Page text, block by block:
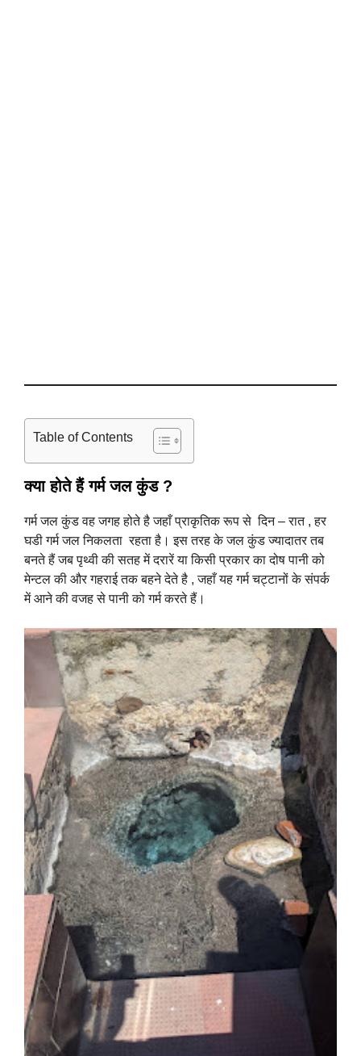
Table of Contents
क्या होते हैं गर्म जल कुंड ?
गर्म जल कुंड वह जगह होते है जहाँ प्राकृतिक रूप से दिन – रात , हर
घडी गर्म जल निकलता रहता है। इस तरह के जल कुंड ज्यादातर तब
बनते हैं जब पृथ्वी की सतह में दरारें या किसी प्रकार का दोष पानी को
मेन्टल की और गहराई तक बहने देते है , जहाँ यह गर्म चट्टानों के संपर्क
में आने की वजह से पानी को गर्म करते हैं।